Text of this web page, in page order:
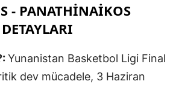
- PANATHINAIKOS
Yunanistan Basketbol Ligi Final
dev mücadele, 3 Haziran